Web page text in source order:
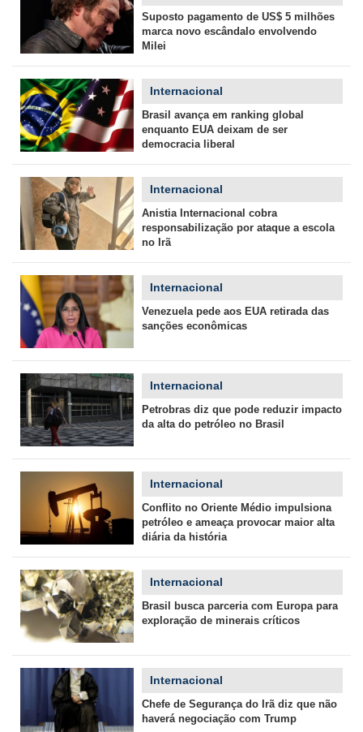
Suposto pagamento de US$ 5 milhões
marca novo escândalo envolvendo
Milei
Internacional
Brasil avança em ranking global
enquanto EUA deixam de ser
democracia liberal
Internacional
Anistia Internacional cobra
responsabilização por ataque a escola
no Irã
Internacional
Venezuela pede aos EUA retirada das
sanções econômicas
Internacional
Petrobras diz que pode reduzir impacto
da alta do petróleo no Brasil
Internacional
Conflito no Oriente Médio impulsiona
petróleo e ameaça provocar maior alta
diária da história
Internacional
Brasil busca parceria com Europa para
exploração de minerais críticos
Internacional
Chefe de Segurança do Irã diz que não
haverá negociação com Trump